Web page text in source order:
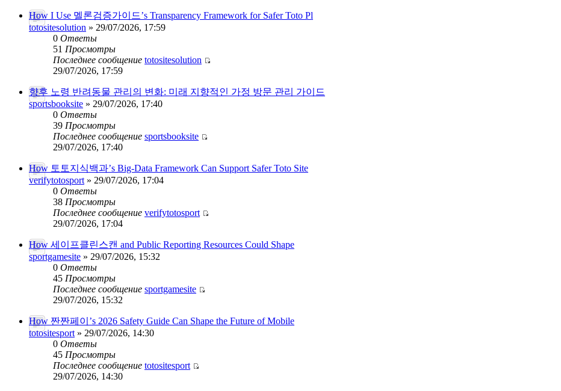
How I Use 멜론검증가이드’s Transparency Framework for Safer Toto Pl
totositesolution » 29/07/2026, 17:59
0 Ответы
51 Просмотры
Последнее сообщение totositesolution
29/07/2026, 17:59
향후 노령 반려동물 관리의 변화: 미래 지향적인 가정 방문 관리 가이드
sportsbooksite » 29/07/2026, 17:40
0 Ответы
39 Просмотры
Последнее сообщение sportsbooksite
29/07/2026, 17:40
How 토토지식백과’s Big-Data Framework Can Support Safer Toto Site
verifytotosport » 29/07/2026, 17:04
0 Ответы
38 Просмотры
Последнее сообщение verifytotosport
29/07/2026, 17:04
How 세이프클린스캔 and Public Reporting Resources Could Shape
sportgamesite » 29/07/2026, 15:32
0 Ответы
45 Просмотры
Последнее сообщение sportgamesite
29/07/2026, 15:32
How 짠짠페이’s 2026 Safety Guide Can Shape the Future of Mobile
totositesport » 29/07/2026, 14:30
0 Ответы
45 Просмотры
Последнее сообщение totositesport
29/07/2026, 14:30